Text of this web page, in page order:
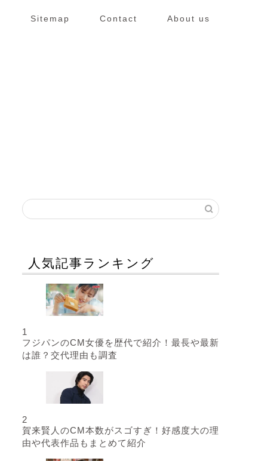
Sitemap Contact About us
人気記事ランキング
1
フジパンのCM女優を歴代で紹介！最長や最新
は誰？交代理由も調査
2
賀来賢人のCM本数がスゴすぎ！好感度大の理
由や代表作品もまとめて紹介